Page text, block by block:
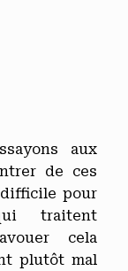
aux
de ces
pour
traitent
cela
plutôt mal